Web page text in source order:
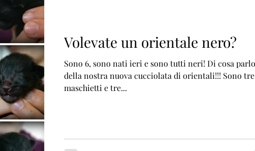
Volevate un orientale nero?
Sono 6, sono nati ieri e sono tutti neri! Di cosa parlo? Ma
della nostra nuova cucciolata di orientali!!! Sono tre
maschietti e tre...